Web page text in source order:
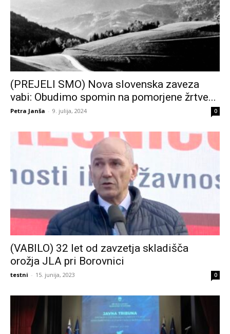
(PREJELI SMO) Nova slovenska zaveza
vabi: Obudimo spomin na pomorjene žrtve...
Petra Janša - 9. julija, 2024 0
(VABILO) 32 let od zavzetja skladišča
orožja JLA pri Borovnici
testni - 15. junija, 2023 0